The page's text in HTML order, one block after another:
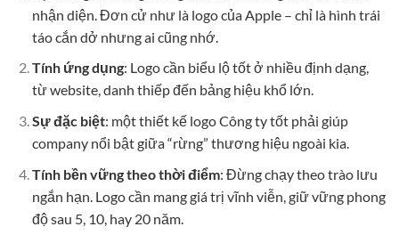
nhận diện. Đơn cử như là logo của Apple – chỉ là hình trái
táo cắn dở nhưng ai cũng nhớ.
Tính ứng dụng: Logo cần biểu lộ tốt ở nhiều định dạng,
từ website, danh thiếp đến bảng hiệu khổ lớn.
Sự đặc biệt: một thiết kế logo Công ty tốt phải giúp
company nổi bật giữa “rừng” thương hiệu ngoài kia.
Tính bền vững theo thời điểm: Đừng chạy theo trào lưu
ngắn hạn. Logo cần mang giá trị vĩnh viễn, giữ vững phong
độ sau 5, 10, hay 20 năm.